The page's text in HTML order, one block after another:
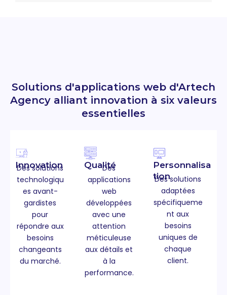
Solutions d'applications web d'Artech
Agency alliant innovation à six valeurs
essentielles
Innovation
Des solutions
technologiqu
es avant-
gardistes
pour
répondre aux
besoins
changeants
du marché.
Qualité
Des
applications
web
développées
avec une
attention
méticuleuse
aux détails et
à la
performance.
Personnalisa
tion
Des solutions
adaptées
spécifiqueme
nt aux
besoins
uniques de
chaque
client.